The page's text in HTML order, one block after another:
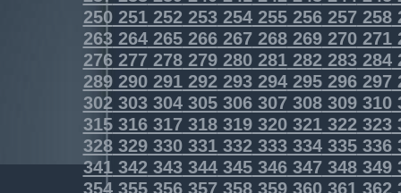
250251252253254255256257258
263264265266267268269270271
276277278279280281282283284
289290291292293294295296297
302303304305306307308309310
315316317318319320321322323
328329330331332333334335336
341342343344345346347348349
354355356357358359360361362